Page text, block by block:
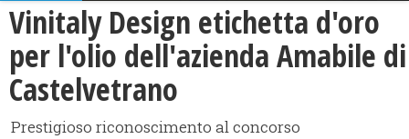
Vinitaly Design etichetta d'oro
per l'olio dell'azienda Amabile di
Castelvetrano
Prestigioso riconoscimento al concorso